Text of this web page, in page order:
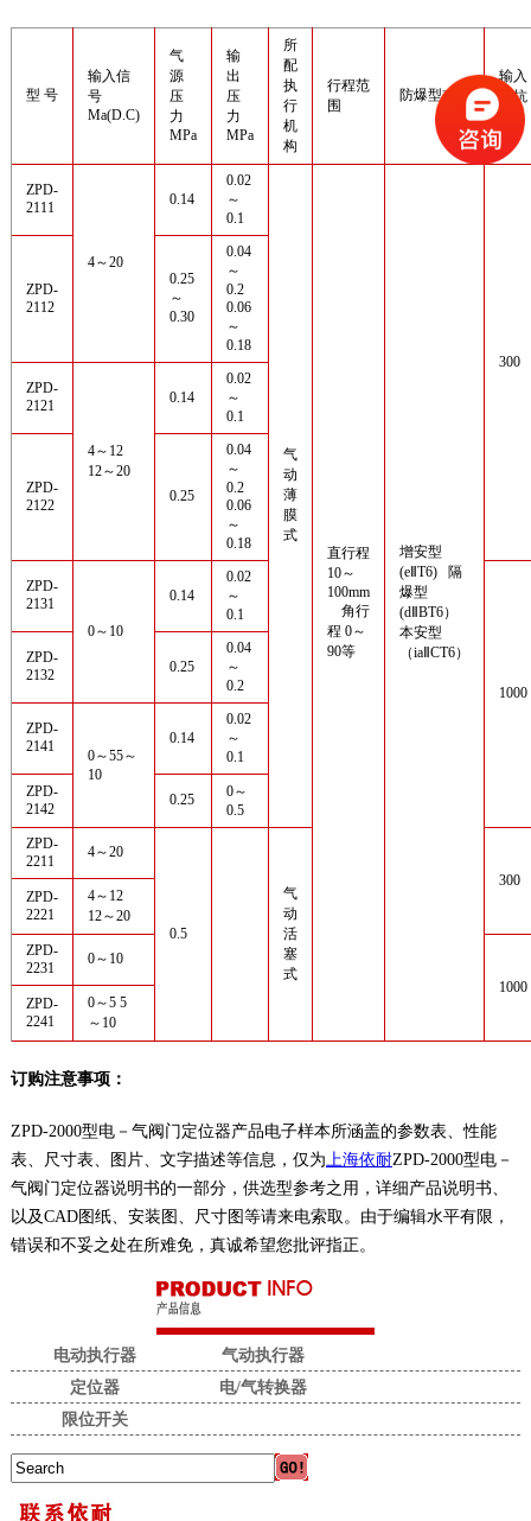
型 号
输入信
号
Ma(D.C)
气
源
压
力
MPa
输
出
压
力
MPa
所
配
执
行
机
构
行程范
围
防爆型式
输入
阻抗
Ω
ZPD-
2111
4～20
0.14
0.02
～
0.1
气
动
薄
膜
式
直行程
10～
100mm
角行
程 0～
90等
增安型
(eⅡT6) 隔
爆型
(dⅡBT6）
本安型
（iaⅡCT6）
300
ZPD-
2112
0.25
～
0.30
0.04
～
0.2
0.06
～
0.18
ZPD-
2121
4～12
12～20
0.14
0.02
～
0.1
ZPD-
2122
0.25
0.04
～
0.2
0.06
～
0.18
ZPD-
2131
0～10
0.14
0.02
～
0.1
1000
ZPD-
2132
0.25
0.04
～
0.2
ZPD-
2141
0～55～
10
0.14
0.02
～
0.1
ZPD-
2142
0.25
0～
0.5
ZPD-
2211
4～20
0.5
气
动
活
塞
式
300
ZPD-
2221
4～12
12～20
ZPD-
2231
0～10
1000
ZPD-
2241
0～5 5
～10
订购注意事项：
ZPD-2000型电－气阀门定位器产品电子样本所涵盖的参数表、性能
表、尺寸表、图片、文字描述等信息，仅为上海依耐ZPD-2000型电－
气阀门定位器说明书的一部分，供选型参考之用，详细产品说明书、
以及CAD图纸、安装图、尺寸图等请来电索取。由于编辑水平有限，
错误和不妥之处在所难免，真诚希望您批评指正。
电动执行器
气动执行器
定位器
电/气转换器
限位开关